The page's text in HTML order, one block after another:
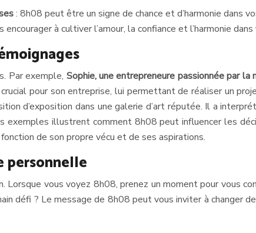
: 8h08 peut être un signe de chance et d’harmonie dans
à cultiver l’amour, la confiance et l’harmonie
Par exemple, Sophie, une entrepreneure passionnée par la
pour son entreprise, lui permettant de réaliser un
d’exposition dans une galerie d’art réputée. Il a
exemples illustrent comment 8h08 peut influencer les
de son propre vécu et de ses aspirations.
personnelle
Lorsque vous voyez 8h08, prenez un moment pour vous
défi ? Le message de 8h08 peut vous inviter à changer